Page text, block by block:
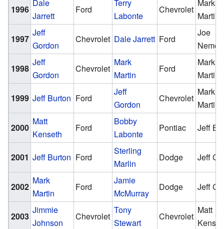
1996
Dale
Jarrett
Ford
Terry
Labonte
Chevrolet
Mark
Martin
1997
Jeff
Gordon
Chevrolet Dale Jarrett Ford
Joe
1998
Jeff
Gordon
Chevrolet
Mark
Martin
Ford
Mark
Martin
1999 Jeff Burton Ford
Jeff
Gordon
Chevrolet
Mark
Martin
2000
Matt
Kenseth
Ford
Bobby
Labonte
Pontiac Jeff
2001 Jeff Burton Ford
Sterling
Marlin
Dodge Jeff
2002
Mark
Martin
Ford
Jamie
McMurray
Dodge Jeff
2003
Jimmie
Johnson
Chevrolet
Tony
Stewart
Chevrolet
Matt